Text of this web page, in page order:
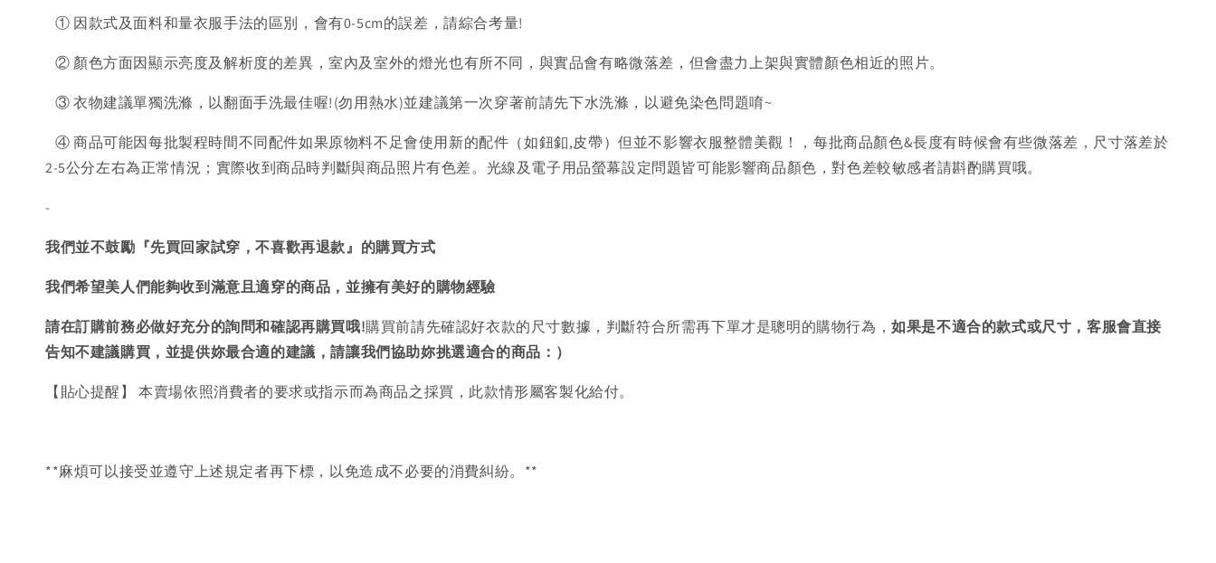
① 因款式及面料和量衣服手法的區別，會有0-5cm的誤差，請綜合考量!
② 顏色方面因顯示亮度及解析度的差異，室內及室外的燈光也有所不同，與實品會有略微落差，但會盡力上架與實體顏色相近的照片。
③ 衣物建議單獨洗滌，以翻面手洗最佳喔!(勿用熱水)並建議第一次穿著前請先下水洗滌，以避免染色問題唷~
④ 商品可能因每批製程時間不同配件如果原物料不足會使用新的配件（如鈕釦,皮帶）但並不影響衣服整體美觀！，每批商品顏色&長度有時候會有些微落差，尺寸落差於
2-5公分左右為正常情況；實際收到商品時判斷與商品照片有色差。光線及電子用品螢幕設定問題皆可能影響商品顏色，對色差較敏感者請斟酌購買哦。
-
我們並不鼓勵『先買回家試穿，不喜歡再退款』的購買方式
我們希望美人們能夠收到滿意且適穿的商品，並擁有美好的購物經驗
請在訂購前務必做好充分的詢問和確認再購買哦!購買前請先確認好衣款的尺寸數據，判斷符合所需再下單才是聰明的購物行為，如果是不適合的款式或尺寸，客服會直接
告知不建議購買， 並提供妳最合適的建議，請讓我們協助妳挑選適合的商品：）
【貼心提醒】 本賣場依照消費者的要求或指示而為商品之採買，此款情形屬客製化給付。
**麻煩可以接受並遵守上述規定者再下標，以免造成不必要的消費糾紛。**